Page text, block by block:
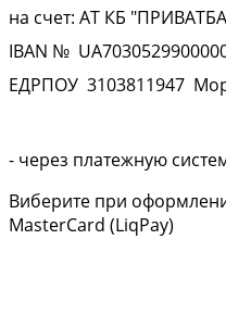
на счет: АТ КБ
IBAN № UA
ЕДРПОУ 3103811947
- через платежную
Виберите при
MasterCard (LiqPay)